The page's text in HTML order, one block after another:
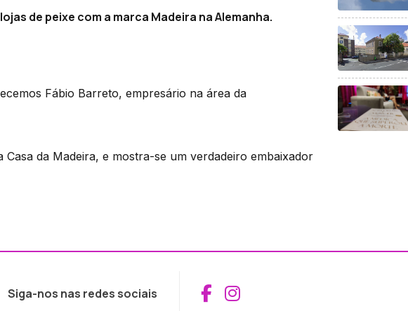
de peixe com a marca Madeira na Alemanha.
Fábio Barreto, empresário na área da
da Madeira, e mostra-se um verdadeiro embaixador
Siga-nos nas redes sociais Aceder ao Facebook
Aceder ao